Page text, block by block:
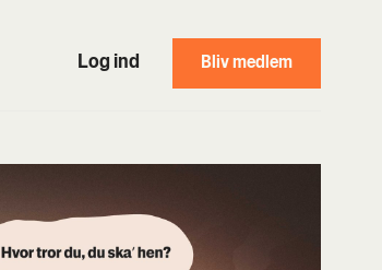
Log ind Bliv medlem